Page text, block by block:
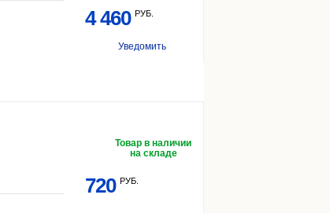
4 460 РУБ.
Уведомить
Товар в наличии
на складе
720 РУБ.